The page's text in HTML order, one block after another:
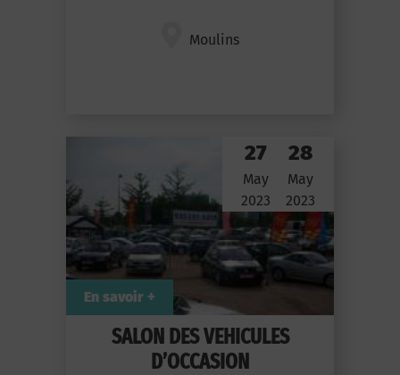
Moulins
SALON DES VEHICULES
D’OCCASION
27
May
2023
28
May
2023
En savoir +